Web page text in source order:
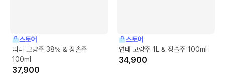
스토어
띠디 고량주 38% & 장솔주
100ml
37,900
스토어
연태 고량주 1L & 장솔주 100ml
34,900